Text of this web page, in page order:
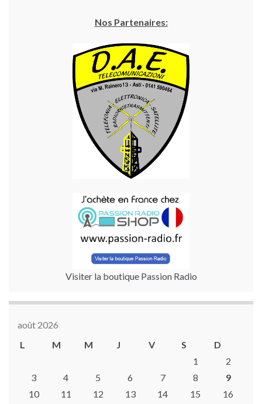
Nos Partenaires:
Visiter la boutique Passion Radio
août 2026
L
M M J V S
D
1
2
3
4 5 6 7 8
9
10
11 12 13 14 15
16